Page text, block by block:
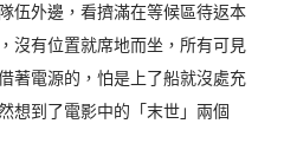
伍外邊，看擠滿在等候區待返本
沒有位置就席地而坐，所有可見
著電源的，怕是上了船就沒處充
想到了電影中的「末世」兩個